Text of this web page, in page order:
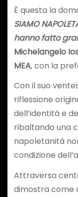
È questa la
SIAMO
hanno fatto
Michelangelo
MEA, con la
Con il suo
riflessione
dell’identità e
ribaltando una
napoletanità
condizione
Attraverso
dimostra come